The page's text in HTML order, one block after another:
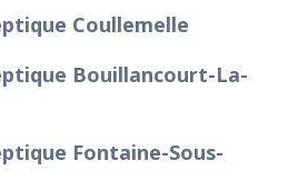
Coullemelle
Bouillancourt-La-
Fontaine-Sous-